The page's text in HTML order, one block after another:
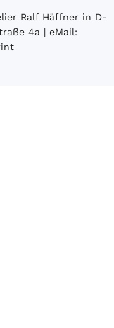
Ralf Häffner in D-
4a | eMail: